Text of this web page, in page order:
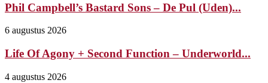
Phil Campbell’s Bastard Sons – De Pul (Uden)...
6 augustus 2026
Life Of Agony + Second Function – Underworld...
4 augustus 2026